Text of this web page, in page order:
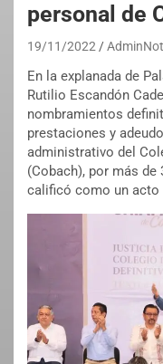
personal de
19/11/2022
En la explanada de
Rutilio Escandón
nombramientos
prestaciones y
administrativo del
(Cobach), por más
calificó como un acto